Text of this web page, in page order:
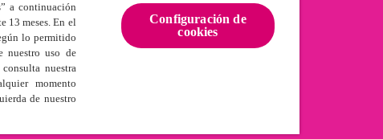
a continuación
13 meses. En el
lo permitido
nuestro uso de
nuestra
momento
de nuestro
Configuración de
cookies